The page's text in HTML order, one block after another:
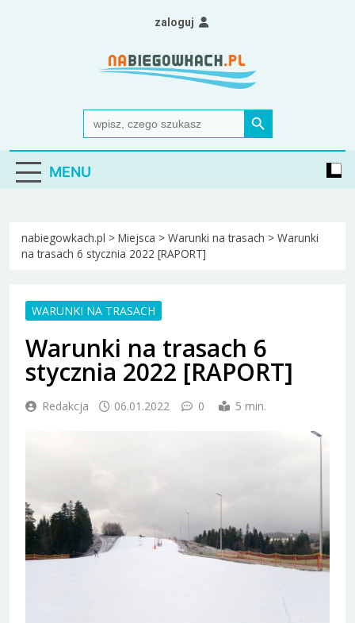
Nabiegowkach.pl
portal miłośników narciarstwa biegowego
Search
for:
Search Button
zaloguj
MENU
nabiegowkach.pl > Miejsca > Warunki na trasach > Warunki
na trasach 6 stycznia 2022 [RAPORT]
WARUNKI NA TRASACH
Warunki na trasach 6
stycznia 2022 [RAPORT]
Redakcja 06.01.2022 0 5 min.